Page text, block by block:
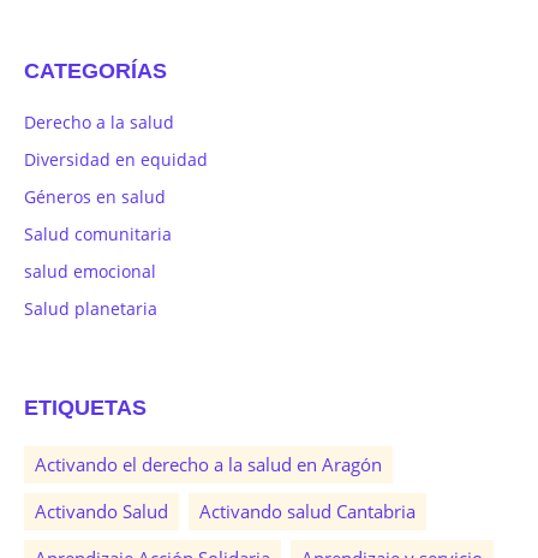
CATEGORÍAS
Derecho a la salud
Diversidad en equidad
Géneros en salud
Salud comunitaria
salud emocional
Salud planetaria
ETIQUETAS
Activando el derecho a la salud en Aragón
Activando Salud
Activando salud Cantabria